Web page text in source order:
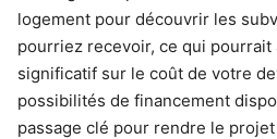
logement pour découvrir les
pourriez recevoir, ce qui pourrait
significatif sur le coût de votre
possibilités de financement
passage clé pour rendre le